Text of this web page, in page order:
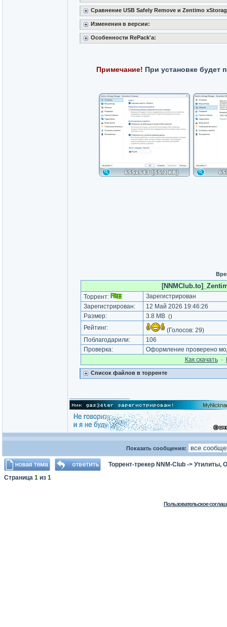
Сравнение USB Safely Remove и Zentimo
Изменения в версии:
Особенности RePack'a:
Примечание! При установке будет
Торрент:
Зарегистрирован
Зарегистрирован:
12 Май 2026 19:46:26
Размер:
3.8 MB ()
Рейтинг: (Голосов: 29)
Поблагодарили:
106
Проверка:
Оформление проверено
Как cкачать·
Список файлов в торренте
Показать сообщения:
Торрент-трекер NNM-Club -> Утилиты,
Страница 1 из 1
Пользовательское